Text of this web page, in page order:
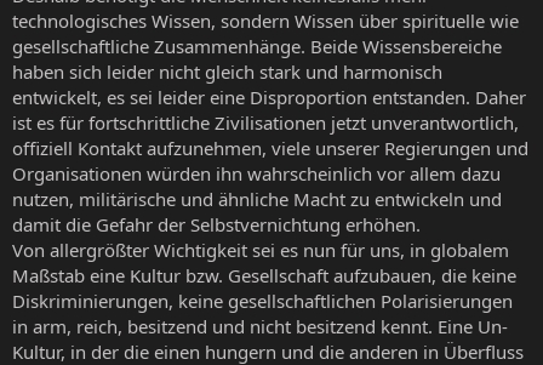
technologisches Wissen, sondern Wissen über spirituelle wie
gesellschaftliche Zusammenhänge. Beide Wissensbereiche
haben sich leider nicht gleich stark und harmonisch
entwickelt, es sei leider eine Disproportion entstanden. Daher
ist es für fortschrittliche Zivilisationen jetzt unverantwortlich,
offiziell Kontakt aufzunehmen, viele unserer Regierungen und
Organisationen würden ihn wahrscheinlich vor allem dazu
nutzen, militärische und ähnliche Macht zu entwickeln und
damit die Gefahr der Selbstvernichtung erhöhen.
Von allergrößter Wichtigkeit sei es nun für uns, in globalem
Maßstab eine Kultur bzw. Gesellschaft aufzubauen, die keine
Diskriminierungen, keine gesellschaftlichen Polarisierungen
in arm, reich, besitzend und nicht besitzend kennt. Eine Un-
Kultur, in der die einen hungern und die anderen in Überfluss